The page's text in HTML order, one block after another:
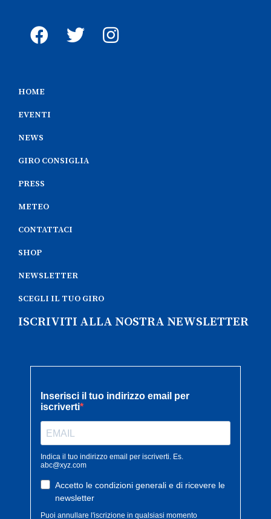
HOME
EVENTI
NEWS
GIRO CONSIGLIA
PRESS
METEO
CONTATTACI
SHOP
NEWSLETTER
SCEGLI IL TUO GIRO
ISCRIVITI ALLA NOSTRA NEWSLETTER